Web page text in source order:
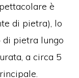
è
di pietra), lo
di pietra lungo
a circa 5